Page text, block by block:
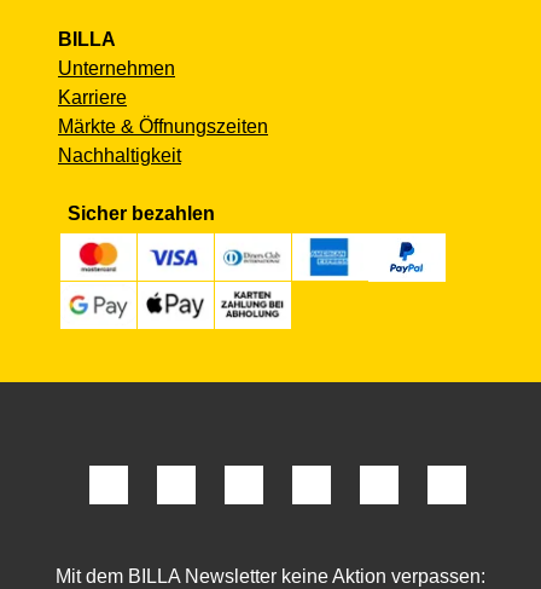
BILLA
Unternehmen
Karriere
Märkte & Öffnungszeiten
Nachhaltigkeit
Sicher bezahlen
Mit dem BILLA Newsletter keine Aktion verpassen: